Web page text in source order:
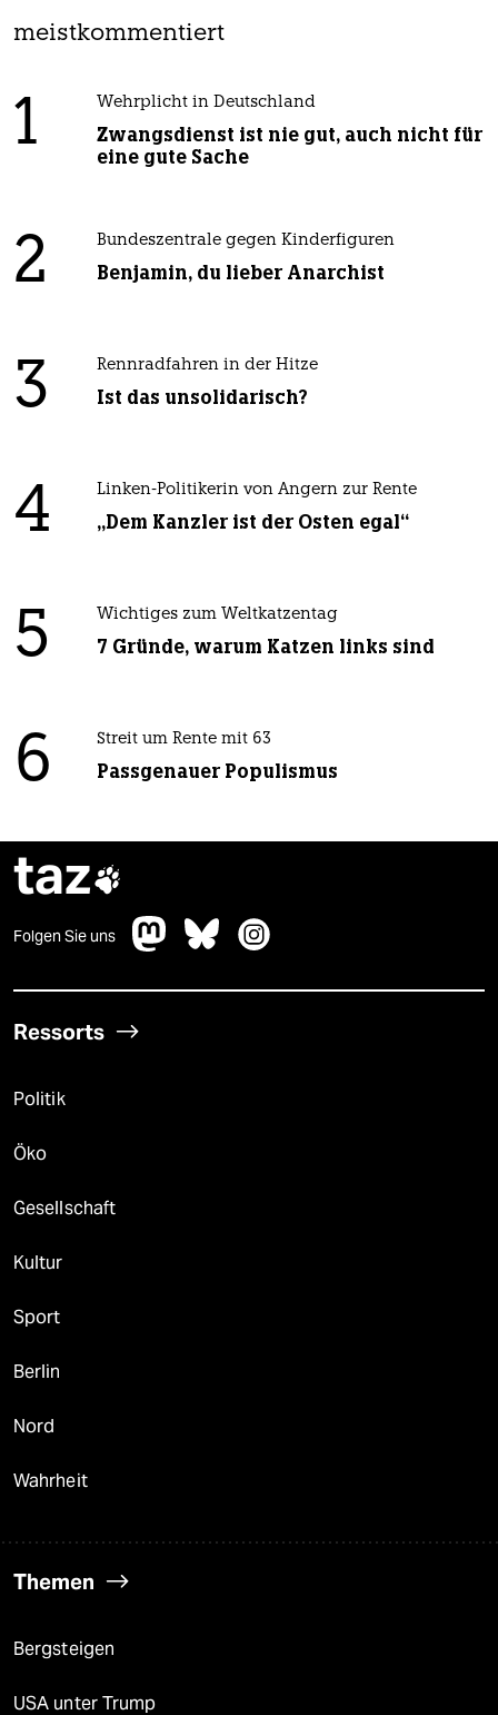
meistkommentiert
1 Wehrplicht in Deutschland
Zwangsdienst ist nie gut, auch nicht für
eine gute Sache
2 Bundeszentrale gegen Kinderfiguren
Benjamin, du lieber Anarchist
3 Rennradfahren in der Hitze
Ist das unsolidarisch?
4 Linken-Politikerin von Angern zur Rente
„Dem Kanzler ist der Osten egal“
5 Wichtiges zum Weltkatzentag
7 Gründe, warum Katzen links sind
6 Streit um Rente mit 63
Passgenauer Populismus
taz
Folgen Sie uns
Ressorts
Politik
Öko
Gesellschaft
Kultur
Sport
Berlin
Nord
Wahrheit
Themen
Bergsteigen
USA unter Trump